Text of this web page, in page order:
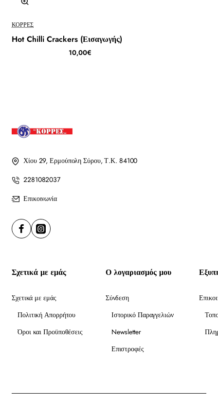
ΚΟΡΡΈΣ
Hot Chilli Crackers (Εισαγωγής)
10,00€
Χίου 29, Ερμούπολη Σύρου, Τ.Κ. 84100
2281082037
Επικοινωνία
Σχετικά με εμάς
Σχετικά με εμάς
Πολιτική Απορρήτου
Όροι και Προϋποθέσεις
Ο λογαριασμός μου
Σύνδεση
Ιστορικό Παραγγελιών
Newsletter
Επιστροφές